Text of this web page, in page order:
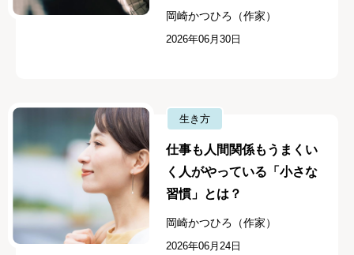
岡崎かつひろ（作家）
2026年06月30日
生き方
仕事も人間関係もうまくい
く人がやっている「小さな
習慣」とは？
岡崎かつひろ（作家）
2026年06月24日